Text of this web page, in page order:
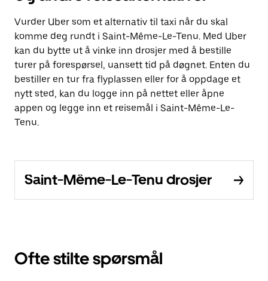
Vurder Uber som et alternativ til taxi når du skal
komme deg rundt i Saint-Même-Le-Tenu. Med Uber
kan du bytte ut å vinke inn drosjer med å bestille
turer på forespørsel, uansett tid på døgnet. Enten du
bestiller en tur fra flyplassen eller for å oppdage et
nytt sted, kan du logge inn på nettet eller åpne
appen og legge inn et reisemål i Saint-Même-Le-
Tenu.
Saint-Même-Le-Tenu drosjer
Ofte stilte spørsmål